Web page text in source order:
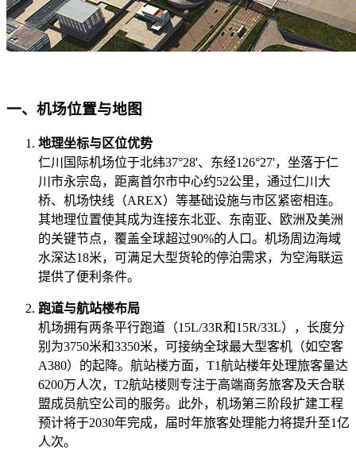
一、机场位置与地图
地理坐标与区位优势
仁川国际机场位于北纬37°28'、东经126°27'，坐落于仁
川市永宗岛，距离首尔市中心约52公里，通过仁川大
桥、机场快线（AREX）等基础设施与市区紧密相连。
其地理位置使其成为连接东北亚、东南亚、欧洲及美洲
的关键节点，覆盖全球超过90%的人口。机场周边海域
水深达18米，可满足大型货轮的停泊需求，为空海联运
提供了便利条件。
跑道与航站楼布局
机场拥有两条平行跑道（15L/33R和15R/33L），长度分
别为3750米和3350米，可接纳全球最大型客机（如空客
A380）的起降。航站楼方面，T1航站楼年处理旅客量达
6200万人次，T2航站楼则专注于高端商务旅客及天合联
盟成员航空公司的服务。此外，机场第三阶段扩建工程
预计将于2030年完成，届时年旅客处理能力将提升至1亿
人次。